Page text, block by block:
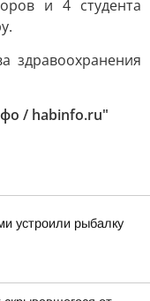
и 4 студента
здравоохранения
/ habinfo.ru"
устроили рыбалку